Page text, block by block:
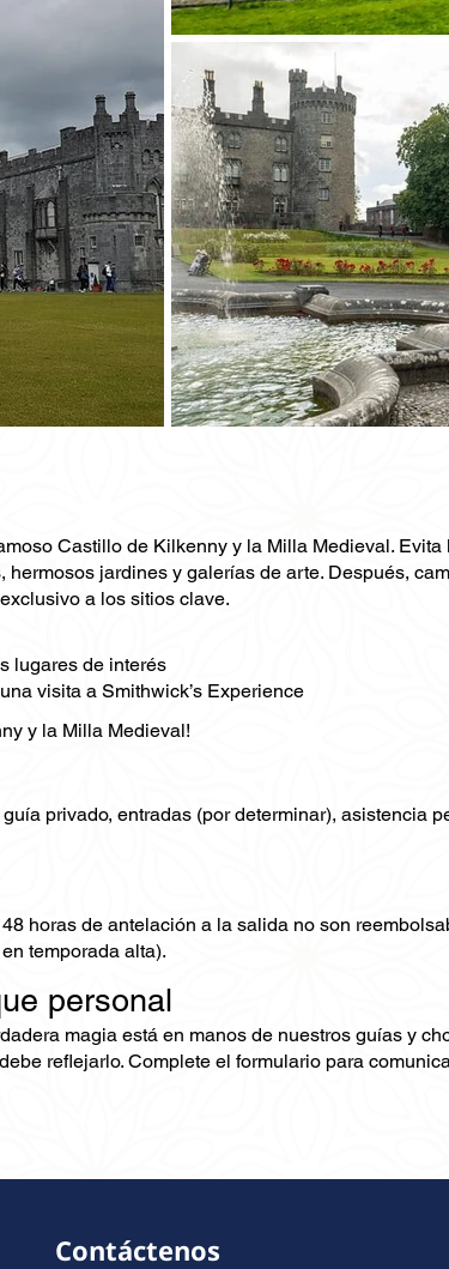
Castillo de Kilkenny y la Milla Medieval.
jardines y galerías de arte. Después,
a los sitios clave.
lugares de interés
visita a Smithwick’s Experience
y la Milla Medieval!
privado, entradas (por determinar), asistencia
horas de antelación a la salida no son
temporada alta).
personal
magia está en manos de nuestros guías y
reflejarlo. Complete el formulario para
Contáctenos